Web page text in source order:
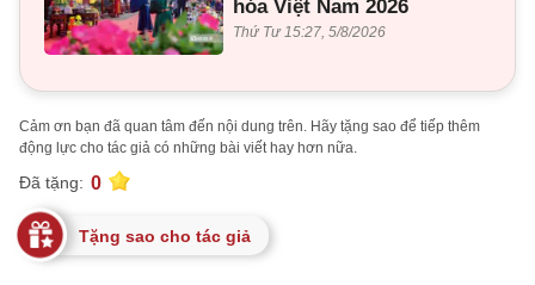
hóa Việt Nam 2026
Thứ Tư 15:27, 5/8/2026
Cảm ơn bạn đã quan tâm đến nội dung trên. Hãy tặng sao để tiếp thêm
động lực cho tác giả có những bài viết hay hơn nữa.
Đã tặng: 0
Tặng sao cho tác giả